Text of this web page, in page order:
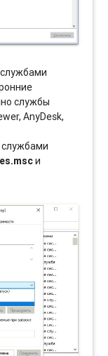
службы
AnyDesk,
службами
и